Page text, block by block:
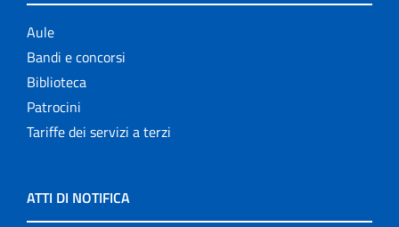
Aule
Bandi e concorsi
Biblioteca
Patrocini
Tariffe dei servizi a terzi
ATTI DI NOTIFICA